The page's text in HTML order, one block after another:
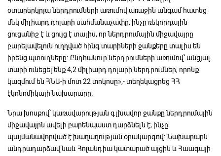
օտարերկրյա ներդրումների առումով առաջին անգամ հատեց
մեկ միլիարդ դոլարի սահմանաչափը, ինչը ռեկորդային
ցուցանիշ է և ցույց է տալիս, որ ներդրումային միջավայրը
բարելավելուն ուղղված հինգ տարիների ջանքերը տալիս են
իրենց պտուղները։ Ընդհանուր ներդրումների առումով՝ անցյալ
տարի ունեցել ենք 4,2 միլիարդ դոլարի ներդրումներ, որոնք
կազմում են ՀՆԱ-ի մոտ 22 տոկոսը»,- տեղեկացրեց ՀՀ
էկոնոմիկայի նախարարը։
Նրա խոսքով՝ կառավարության գլխավոր ջանքը ներդրումային
միջավայրն ավելի բարենպաստ դարձնելն է, ինչը
պայմանավորված է խաղաղության օրակարգով։ Նախարարն
անդրադարձավ նաև Հոլանդիա կատարած այցին և Հաագայի